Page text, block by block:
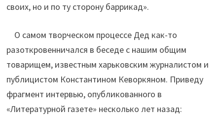
своих, но и по ту сторону баррикад».
О самом творческом процессе Дед как-то
разоткровенничался в беседе с нашим общим
товарищем, известным харьковским журналистом и
публицистом Константином Кеворкяном. Приведу
фрагмент интервью, опубликованного в
«Литературной газете» несколько лет назад: